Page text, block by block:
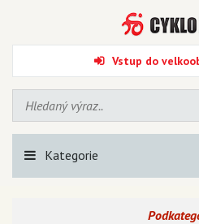
Vstup do
Kategorie